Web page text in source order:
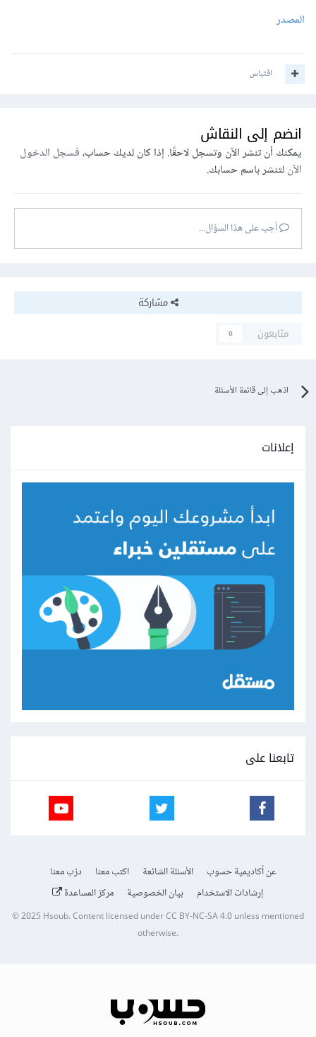
المصدر
اقتباس
انضم إلى النقاش
يمكنك أن تنشر الآن وتسجل لاحقًا. إذا كان لديك حساب،فسجل الدخول
الآنلتنشر باسم حسابك.
أجب على هذا السؤال...
مشاركة
متابعون
0
اذهب إلى قائمة الأسئلة
إعلانات
تابعنا على
عن أكاديمية حسوب الأسئلة الشائعة اكتب معنا
درّب معنا
إرشادات الاستخدام
بيان الخصوصية مركز المساعدة
© 2025Hsoub.Content licensed underCC BY-NC-SA 4.0unless mentioned
otherwise.